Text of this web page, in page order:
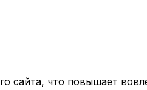
сайта, что повышает